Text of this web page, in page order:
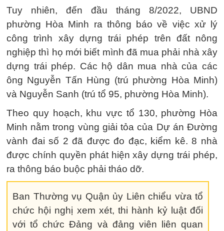
Tuy nhiên, đến đầu tháng 8/2022, UBND
phường Hòa Minh ra thông báo về việc xử lý
công trình xây dựng trái phép trên đất nông
nghiệp thì họ mới biết mình đã mua phải nhà xây
dựng trái phép. Các hộ dân mua nhà của các
ông Nguyễn Tấn Hùng (trú phường Hòa Minh)
và Nguyễn Sanh (trú tổ 95, phường Hòa Minh).
Theo quy hoạch, khu vực tổ 130, phường Hòa
Minh nằm trong vùng giải tỏa của Dự án Đường
vành đai số 2 đã được đo đạc, kiểm kê. 8 nhà
được chính quyền phát hiện xây dựng trái phép,
ra thông báo buộc phải tháo dỡ.
Ban Thường vụ Quận ủy Liên chiểu vừa tổ
chức hội nghị xem xét, thi hành kỷ luật đối
với tổ chức Đảng và đảng viên liên quan